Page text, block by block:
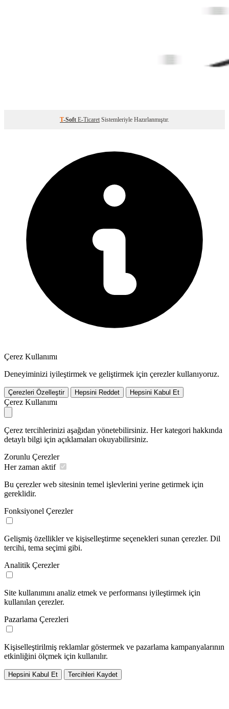
T-Soft E-Ticaret Sistemleriyle Hazırlanmıştır.
Çerez Kullanımı
Deneyiminizi iyileştirmek ve geliştirmek için çerezler kullanıyoruz.
Çerezleri Özelleştir Hepsini Reddet Hepsini Kabul Et
Çerez Kullanımı
Çerez tercihlerinizi aşağıdan yönetebilirsiniz. Her kategori hakkında
detaylı bilgi için açıklamaları okuyabilirsiniz.
Zorunlu Çerezler
Her zaman aktif
Bu çerezler web sitesinin temel işlevlerini yerine getirmek için
gereklidir.
Fonksiyonel Çerezler
Gelişmiş özellikler ve kişiselleştirme seçenekleri sunan çerezler. Dil
tercihi, tema seçimi gibi.
Analitik Çerezler
Site kullanımını analiz etmek ve performansı iyileştirmek için
kullanılan çerezler.
Pazarlama Çerezleri
Kişiselleştirilmiş reklamlar göstermek ve pazarlama kampanyalarının
etkinliğini ölçmek için kullanılır.
Hepsini Kabul Et Tercihleri Kaydet